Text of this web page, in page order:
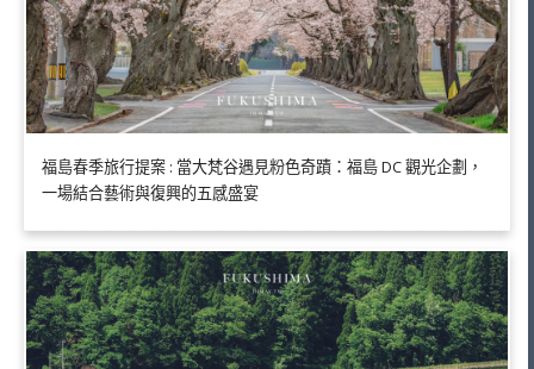
福島春季旅行提案 : 當大梵谷遇見粉色奇蹟：福島 DC 觀光企劃，
一場結合藝術與復興的五感盛宴